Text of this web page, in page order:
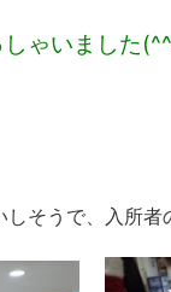
ゃいました
そうで、入所